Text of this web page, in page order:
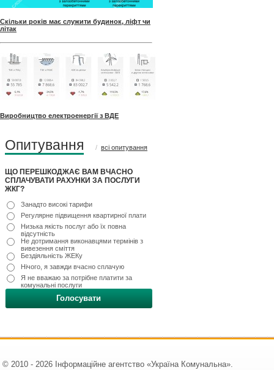
Скільки років має служити будинок, ліфт чи
літак
Виробництво електроенергії з ВДЕ
Опитування / всі опитування
ЩО ПЕРЕШКОДЖАЄ ВАМ ВЧАСНО
СПЛАЧУВАТИ РАХУНКИ ЗА ПОСЛУГИ
ЖКГ?
Занадто високі тарифи
Регулярне підвищення квартирної плати
Низька якість послуг або їх повна
відсутність
Не дотримання виконавцями термінів з
вивезення сміття
Бездіяльність ЖЕКу
Нічого, я завжди вчасно сплачую
Я не вважаю за потрібне платити за
комунальні послуги
Голосувати
© 2010 - 2026 Інформаційне агентство «Україна Комунальна».